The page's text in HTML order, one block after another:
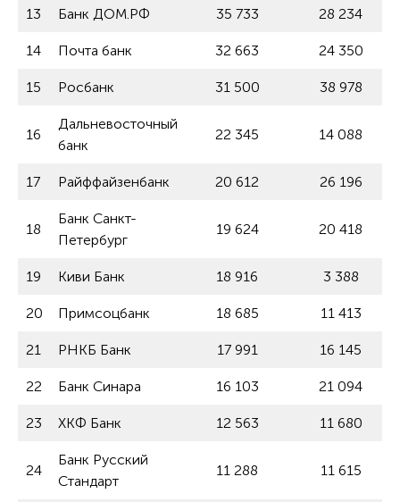
13 Банк ДОМ.РФ 35 733 28 234
14 Почта банк 32 663 24 350
15 Росбанк 31 500 38 978
16
Дальневосточный
банк
22 345 14 088
17 Райффайзенбанк 20 612 26 196
18
Банк Санкт-
Петербург
19 624 20 418
19 Киви Банк 18 916 3 388
20 Примсоцбанк 18 685 11 413
21 РНКБ Банк 17 991 16 145
22 Банк Синара 16 103 21 094
23 ХКФ Банк 12 563 11 680
24
Банк Русский
Стандарт
11 288 11 615